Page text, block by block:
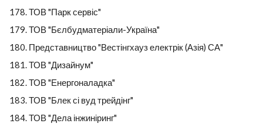
ТОВ "Парк сервіс"
ТОВ "Бєлбудматеріали-Україна"
Представництво "Вестінгхауз електрік (Азія) СА"
ТОВ "Дизайнум"
ТОВ "Енергоналадка"
ТОВ "Блек сі вуд трейдінг"
ТОВ "Дела інжиніринг"